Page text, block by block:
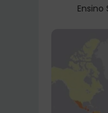
Ensino